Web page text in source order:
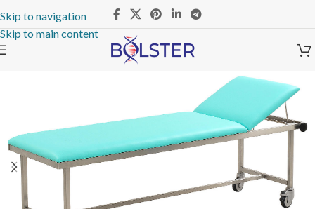
Skip to navigation
Skip to main content